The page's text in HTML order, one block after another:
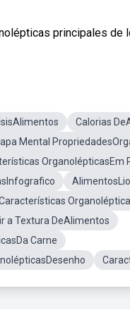
principales de
Calorias
Mental
OrganolépticasEm
a Textura DeAlimentos
Carne